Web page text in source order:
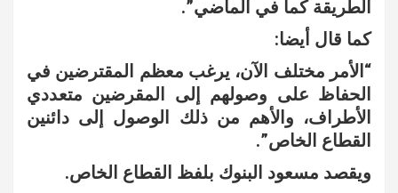
الطريقة كما في الماضي”.
كما قال أيضا:
“الأمر مختلف الآن، يرغب معظم المقترضين في
الحفاظ على وصولهم إلى المقرضين متعددي
الأطراف، والأهم من ذلك الوصول إلى دائنين
القطاع الخاص”.
ويقصد مسعود البنوك بلفظ القطاع الخاص.